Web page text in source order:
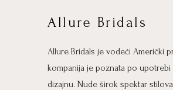
Allure Bridals
Allure Bridals je vodeći Američki
kompanija je poznata po
dizajnu. Nude širok spektar